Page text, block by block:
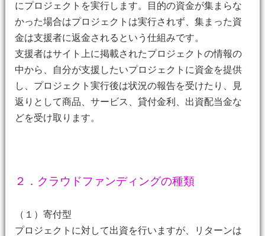
にプロジェクトを実行します。目的の資金が集まらな
かった場合はプロジェクトは実行されず、集まった資
金は支援者に返金されるという仕組みです。
支援者はサイト上に掲載されたプロジェクトの情報の
中から、自分が支援したいプロジェクトに資金を提供
し、プロジェクト実行後は状況の報告を受けたり、見
返りとして商品、サービス、貸付金利、出資配当金な
どを受け取ります。
２．クラウドファンディングの種類
（１）寄付型
プロジェクトに対して出資を行いますが、リターンは